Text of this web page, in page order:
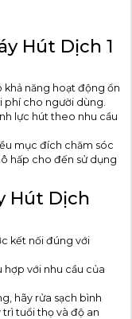
Hút Dịch 1
khả năng hoạt động ổn
phí cho người dùng.
lực hút theo nhu cầu
mục đích chăm sóc
hấp cho đến sử dụng
Hút Dịch
kết nối đúng với
hợp với nhu cầu của
hãy rửa sạch bình
tuổi thọ và độ an